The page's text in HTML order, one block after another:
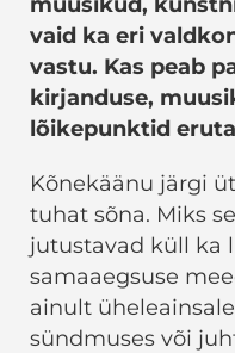
vaid ka eri
vastu. Kas peab
kirjanduse,
lõikepunktid
Kõnekäänu järgi
tuhat sõna. Miks
jutustavad küll ka
samaaegsuse
ainult
sündmuses või